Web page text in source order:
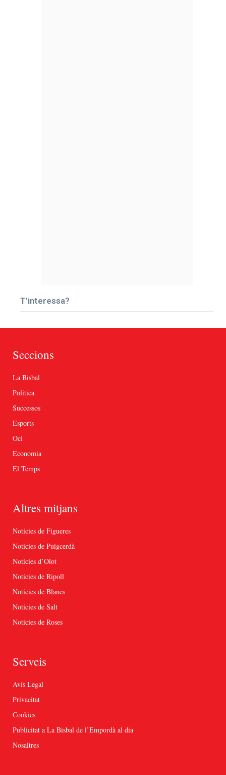
T’interessa?
Seccions
La Bisbal
Política
Successos
Esports
Oci
Economia
El Temps
Altres mitjans
Notícies de Figueres
Notícies de Puigcerdà
Notícies d’Olot
Notícies de Ripoll
Notícies de Blanes
Notícies de Salt
Notícies de Roses
Serveis
Avís Legal
Privacitat
Cookies
Publicitat a La Bisbal de l’Empordà al dia
Nosaltres